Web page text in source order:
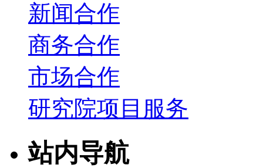
新闻合作
商务合作
市场合作
研究院项目服务
站内导航